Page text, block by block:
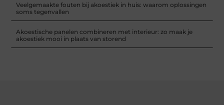
Veelgemaakte fouten bij akoestiek in huis: waarom oplossingen
soms tegenvallen
Akoestische panelen combineren met interieur: zo maak je
akoestiek mooi in plaats van storend